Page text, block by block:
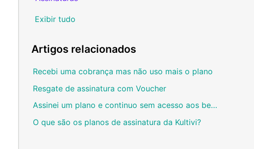
Exibir tudo
Artigos relacionados
Recebi uma cobrança mas não uso mais o plano
Resgate de assinatura com Voucher
Assinei um plano e continuo sem acesso aos benefícios
O que são os planos de assinatura da Kultivi?